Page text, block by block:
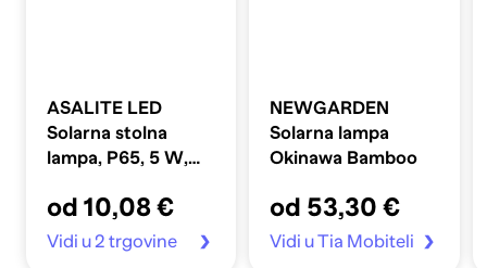
ASALITE LED
Solarna stolna
lampa, P65, 5 W,
od 10,08 €
Vidi u 2 trgovine
NEWGARDEN
Solarna lampa
Okinawa Bamboo
od 53,30 €
Vidi u Tia Mobiteli